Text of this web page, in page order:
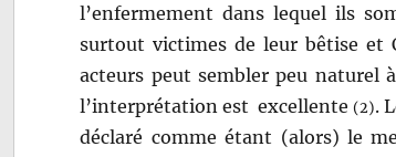
l’enfermement dans lequel ils
surtout victimes de leur bêtise et
acteurs peut sembler peu naturel
l’interprétation est excellente(2).
déclaré comme étant (alors) le